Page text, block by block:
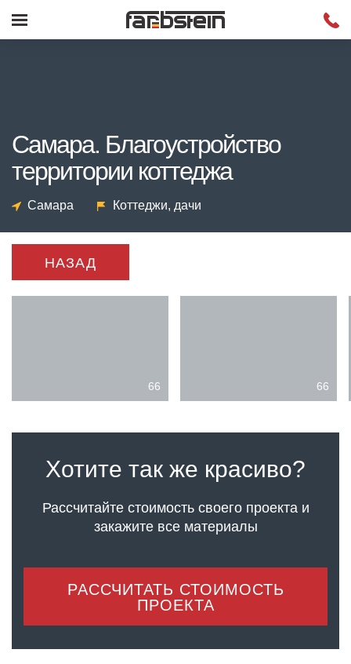
Самара. Благоустройство
территории коттеджа
Самара Коттеджи, дачи
НАЗАД
66 66
Хотите так же красиво?
Рассчитайте стоимость своего проектаи
закажите все материалы
РАССЧИТАТЬ СТОИМОСТЬ
ПРОЕКТА